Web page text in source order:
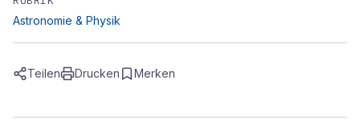
Astronomie & Physik
Teilen Drucken Merken